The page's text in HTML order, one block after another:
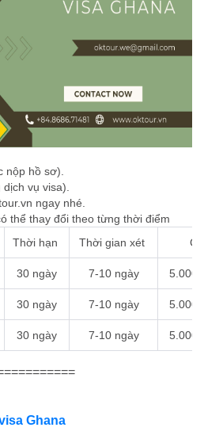
nộp hồ sơ).
vụ visa).
ngay nhé.
thể thay đổi theo từng thời điểm
Thời hạn Thời gian xét
30 ngày 7-10 ngày
30 ngày 7-10 ngày
30 ngày 7-10 ngày
Ghana